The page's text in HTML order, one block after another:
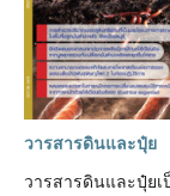
วารสารดินและปุ๋ย
วารสารดินและปุ๋ย